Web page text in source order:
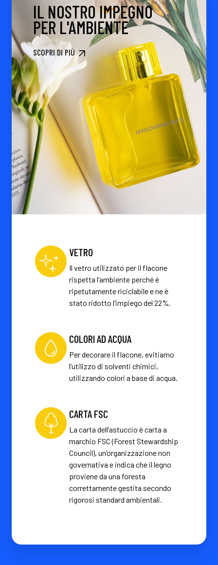
IL NOSTRO IMPEGNO
PER L'AMBIENTE
SCOPRI DI PIÙ
VETRO
Il vetro utilizzato per il flacone
rispetta l’ambiente perché è
ripetutamente riciclabile e ne è
stato ridotto l’impiego del 22%.
COLORI AD ACQUA
Per decorare il flacone, evitiamo
l’utilizzo di solventi chimici,
utilizzando colori a base di acqua.
CARTA FSC
La carta dell’astuccio è carta a
marchio FSC (Forest Stewardship
Council), un’organizzazione non
governativa e indica che il legno
proviene da una foresta
correttamente gestita secondo
rigorosi standard ambientali.